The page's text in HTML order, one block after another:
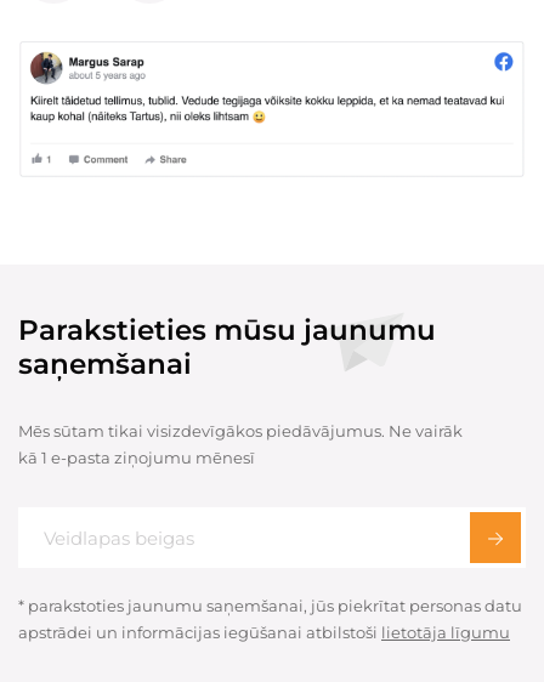
Parakstieties mūsu jaunumu
saņemšanai
Mēs sūtam tikai visizdevīgākos piedāvājumus. Ne vairāk
kā 1 e-pasta ziņojumu mēnesī
* parakstoties jaunumu saņemšanai, jūs piekrītat personas datu
apstrādei un informācijas iegūšanai atbilstoši lietotāja līgumu